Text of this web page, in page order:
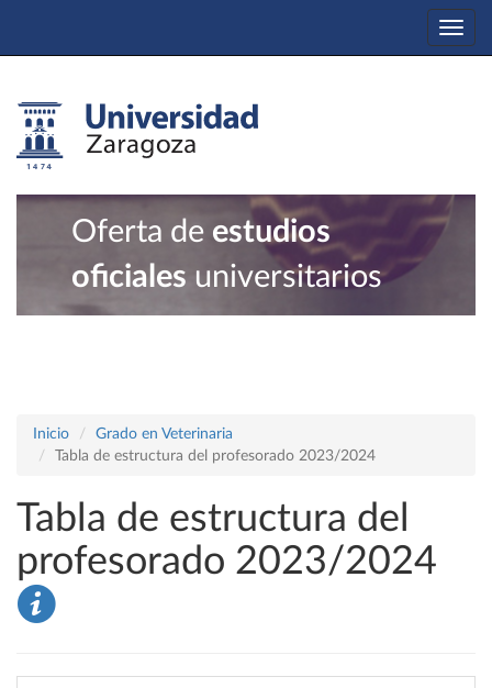
Oferta de estudios
oficiales universitarios
Inicio
Grado en Veterinaria
Tabla de estructura del profesorado 2023/2024
Tabla de estructura del
profesorado 2023/2024